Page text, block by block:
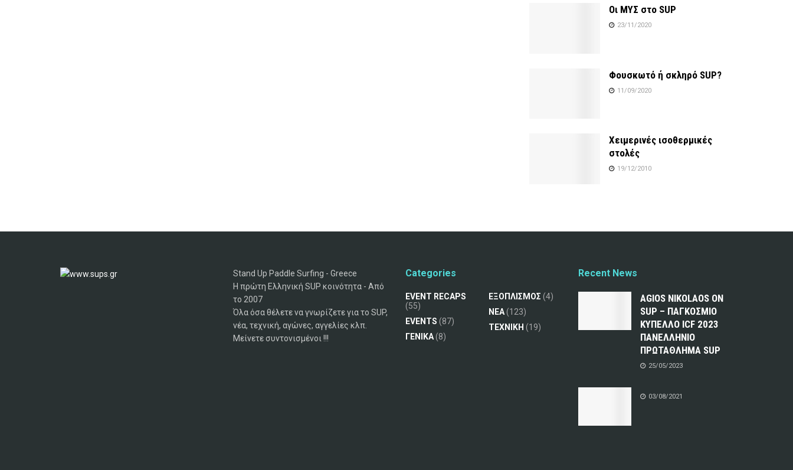
Οι ΜΥΣ στο SUP
23/11/2020
Φουσκωτό ή σκληρό SUP?
11/09/2020
Χειμερινές ισοθερμικές
στολές
19/12/2010
Stand Up Paddle Surfing - Greece
Η πρώτη Ελληνική SUP κοινότητα - Από
το 2007
Όλα όσα θέλετε να γνωρίζετε για το SUP,
νέα, τεχνική, αγώνες, αγγελίες κλπ.
Μείνετε συντονισμένοι !!!
Categories
EVENT RECAPS
(55)
EVENTS (87)
ΓΕΝΙΚΑ(8)
ΕΞΟΠΛΙΣΜΟΣ (4)
ΝΕΑ(123)
ΤΕΧΝΙΚΗ (19)
Recent News
AGIOS NIKOLAOS ON
SUP – ΠΑΓΚΟΣΜΙΟ
ΚΥΠΕΛΛΟ ICF 2023
ΠΑΝΕΛΛΗΝΙΟ
ΠΡΩΤΑΘΛΗΜΑ SUP
25/05/2023
03/08/2021